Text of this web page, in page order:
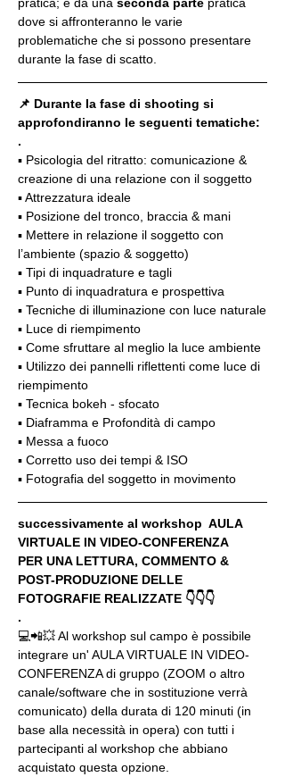
dove si affronteranno le varie
problematiche che si possono presentare
durante la fase di scatto.
📌 Durante la fase di shooting si
approfondiranno le seguenti tematiche:
.
▪️ Psicologia del ritratto: comunicazione &
creazione di una relazione con il soggetto
▪️ Attrezzatura ideale
▪️ Posizione del tronco, braccia & mani
▪️ Mettere in relazione il soggetto con
l’ambiente (spazio & soggetto)
▪️ Tipi di inquadrature e tagli
▪️ Punto di inquadratura e prospettiva
▪️ Tecniche di illuminazione con luce naturale
▪️ Luce di riempimento
▪️ Come sfruttare al meglio la luce ambiente
▪️ Utilizzo dei pannelli riflettenti come luce di
riempimento
▪️ Tecnica bokeh - sfocato
▪️ Diaframma e Profondità di campo
▪️ Messa a fuoco
▪️ Corretto uso dei tempi & ISO
▪️ Fotografia del soggetto in movimento
successivamente al workshop  AULA
VIRTUALE IN VIDEO-CONFERENZA
PER UNA LETTURA, COMMENTO &
POST-PRODUZIONE DELLE
FOTOGRAFIE REALIZZATE 👇👇👇
.
💻📲💥 Al workshop sul campo è possibile
integrare un' AULA VIRTUALE IN VIDEO-
CONFERENZA di gruppo (ZOOM o altro
canale/software che in sostituzione verrà
comunicato) della durata di 120 minuti (in
base alla necessità in opera) con tutti i
partecipanti al workshop che abbiano
acquistato questa opzione.